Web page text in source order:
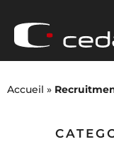
Accueil »